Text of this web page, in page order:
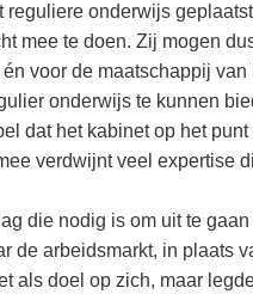
onderwijs
mee te doen. Zij mogen
voor de maatschappij
onderwijs te kunnen
dat het kabinet op het
verdwijnt veel expertise
die nodig is om uit te
de arbeidsmarkt, in plaats
als doel op zich, maar